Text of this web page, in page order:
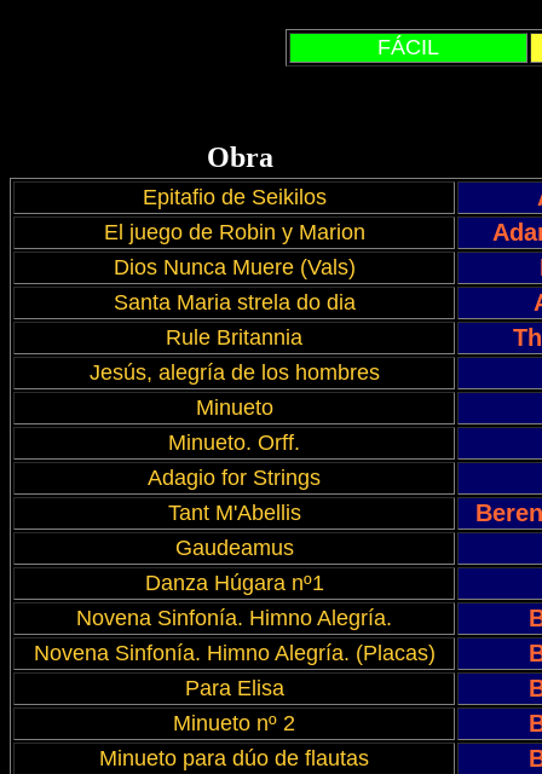
FÁCIL
Obra
Epitafio de Seikilos
El juego de Robin y Marion
Dios Nunca Muere (Vals)
Santa Maria strela do dia
Rule Britannia
Jesús, alegría de los hombres
Minueto
Minueto. Orff.
Adagio for Strings
Tant M'Abellis
Gaudeamus
Danza Húgara nº1
Novena Sinfonía. Himno Alegría.
Novena Sinfonía. Himno Alegría. (Placas)
Para Elisa
Minueto nº 2
Minueto para dúo de flautas